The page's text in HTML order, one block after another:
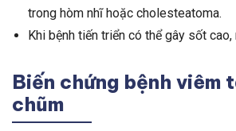
trong hòm nhĩ hoặc cholesteatoma.
Khi bệnh tiến triển có thể gây sốt
Biến chứng bệnh viêm
chũm